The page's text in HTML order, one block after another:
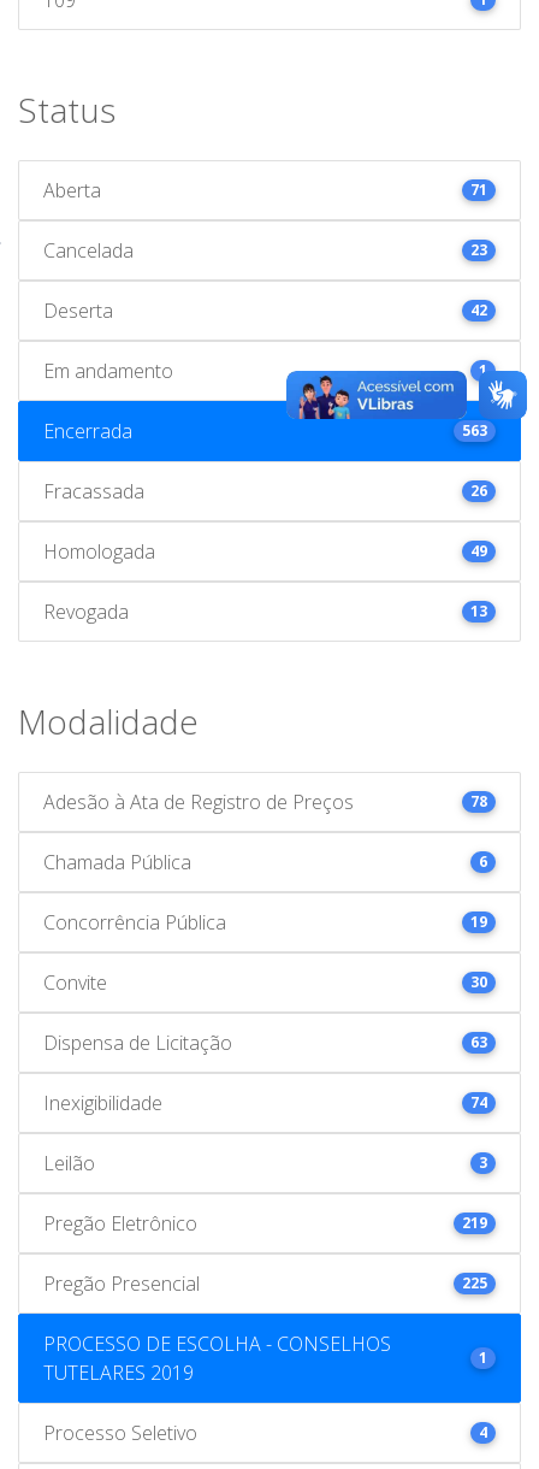
Status
Aberta 71
Cancelada 23
Deserta 42
Em andamento 1
Encerrada 563
Fracassada 26
Homologada 49
Revogada 13
Modalidade
Adesão à Ata de Registro de Preços 78
Chamada Pública 6
Concorrência Pública 19
Convite 30
Dispensa de Licitação 63
Inexigibilidade 74
Leilão 3
Pregão Eletrônico 219
Pregão Presencial 225
PROCESSO DE ESCOLHA - CONSELHOS
TUTELARES 2019
1
Processo Seletivo 4